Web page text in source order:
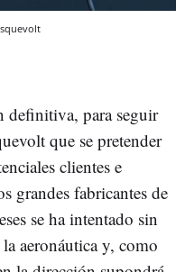
definitiva, para seguir
que se pretender
clientes e
grandes fabricantes de
se ha intentado sin
aeronáutica y, como